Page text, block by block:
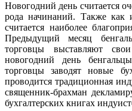
Новогодний день считается
рода начинаний. Также как
считается наиболее
Предыдущий месяц
торговцы выставляют
новогодний день
торговцы заводят новые
проводится традиционная
священник-брахман
бухгалтерских книгах